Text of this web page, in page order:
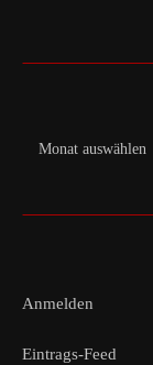
Archiv
Anmelden
Eintrags-Feed